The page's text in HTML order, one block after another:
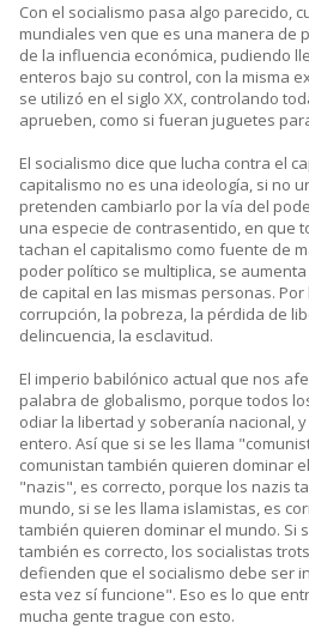
Con el socialismo pasa algo parecido,
mundiales ven que es una manera de
de la influencia económica, pudiendo
enteros bajo su control, con la misma
se utilizó en el siglo XX, controlando
aprueben, como si fueran juguetes
El socialismo dice que lucha contra el
capitalismo no es una ideología, si no
pretenden cambiarlo por la vía del
una especie de contrasentido, en que
tachan el capitalismo como fuente de
poder político se multiplica, se
de capital en las mismas personas.
corrupción, la pobreza, la pérdida de
delincuencia, la esclavitud.
El imperio babilónico actual que nos
palabra de globalismo, porque todos
odiar la libertad y soberanía nacional,
entero. Así que si se les llama
comunistan también quieren dominar
"nazis", es correcto, porque los nazis
mundo, si se les llama islamistas, es
también quieren dominar el mundo. Si
también es correcto, los socialistas
defienden que el socialismo debe ser
esta vez sí funcione". Eso es lo que
mucha gente trague con esto.